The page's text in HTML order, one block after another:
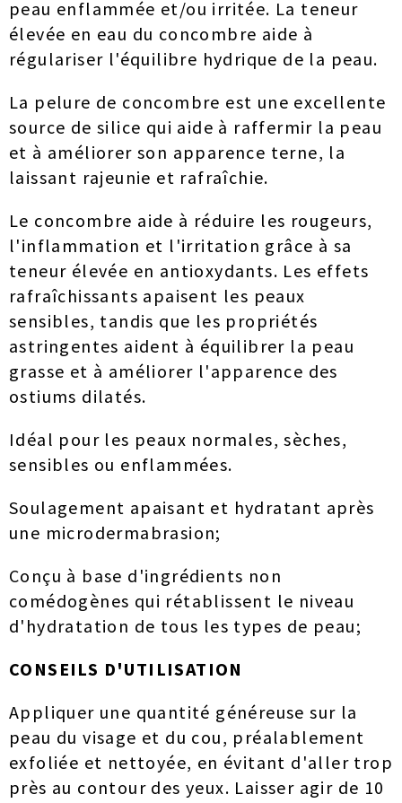
peau enflammée et/ou irritée. La teneur
élevée en eau du concombre aide à
régulariser l'équilibre hydrique de la peau.
La pelure de concombre est une excellente
source de silice qui aide à raffermir la peau
et à améliorer son apparence terne, la
laissant rajeunie et rafraîchie.
Le concombre aide à réduire les rougeurs,
l'inflammation et l'irritation grâce à sa
teneur élevée en antioxydants. Les effets
rafraîchissants apaisent les peaux
sensibles, tandis que les propriétés
astringentes aident à équilibrer la peau
grasse et à améliorer l'apparence des
ostiums dilatés.
Idéal pour les peaux normales, sèches,
sensibles ou enflammées.
Soulagement apaisant et hydratant après
une microdermabrasion;
Conçu à base d'ingrédients non
comédogènes qui rétablissent le niveau
d'hydratation de tous les types de peau;
CONSEILS D'UTILISATION
Appliquer une quantité généreuse sur la
peau du visage et du cou, préalablement
exfoliée et nettoyée, en évitant d'aller trop
près au contour des yeux. Laisser agir de 10